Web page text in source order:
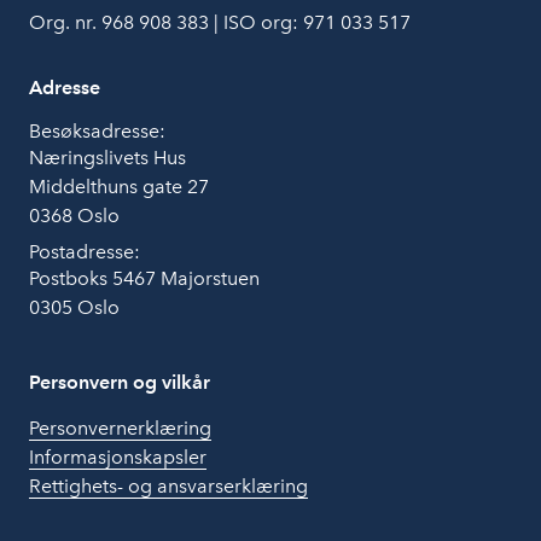
Org. nr. 968 908 383 | ISO org: 971 033 517
Adresse
Besøksadresse:
Næringslivets Hus
Middelthuns gate 27
0368 Oslo
Postadresse:
Postboks 5467 Majorstuen
0305 Oslo
Personvern og vilkår
Personvernerklæring
Informasjonskapsler
Rettighets- og ansvarserklæring